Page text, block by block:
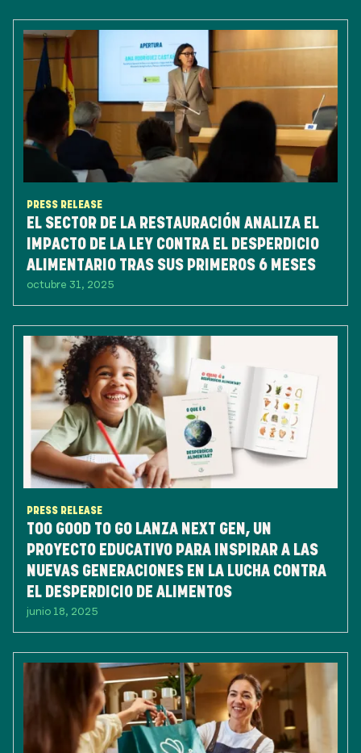
PRESS RELEASE
EL SECTOR DE LA RESTAURACIÓN ANALIZA EL
IMPACTO DE LA LEY CONTRA EL DESPERDICIO
ALIMENTARIO TRAS SUS PRIMEROS 6 MESES
octubre 31, 2025
PRESS RELEASE
TOO GOOD TO GO LANZA NEXT GEN, UN
PROYECTO EDUCATIVO PARA INSPIRAR A LAS
NUEVAS GENERACIONES EN LA LUCHA CONTRA
EL DESPERDICIO DE ALIMENTOS
junio 18, 2025